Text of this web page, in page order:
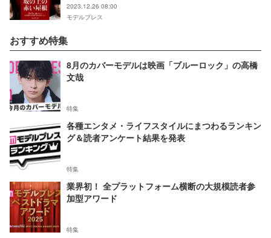
2023.12.26 08:00
モデルプレス
おすすめ特集
8月のカバーモデルは映画「ブルーロック」の高橋
文哉
特集
各種エンタメ・ライフスタイルにまつわるランキン
グ＆読者アンケート結果を発表
特集
業界初！ 全プラットフォーム横断の大規模読者参
加型アワード
特集